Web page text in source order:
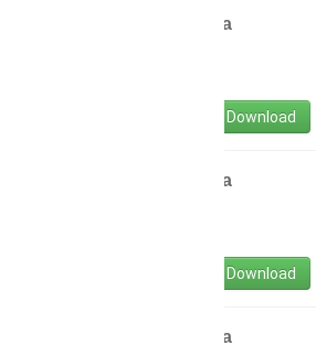
Ordinária da Assembleia
Download
Ordinária da Assembleia
Download
Ordinária da Assembleia